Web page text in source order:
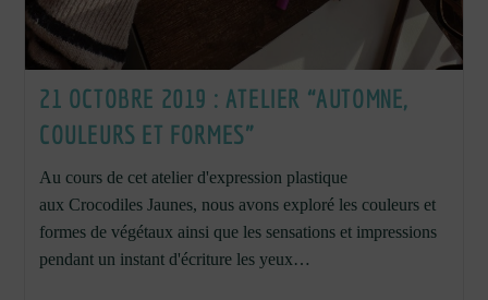
21 OCTOBRE 2019 : ATELIER “AUTOMNE,
COULEURS ET FORMES”
Au cours de cet atelier d'expression plastique
aux Crocodiles Jaunes, nous avons exploré les couleurs et
formes de végétaux ainsi que les sensations et impressions
pendant un instant d'écriture les yeux…